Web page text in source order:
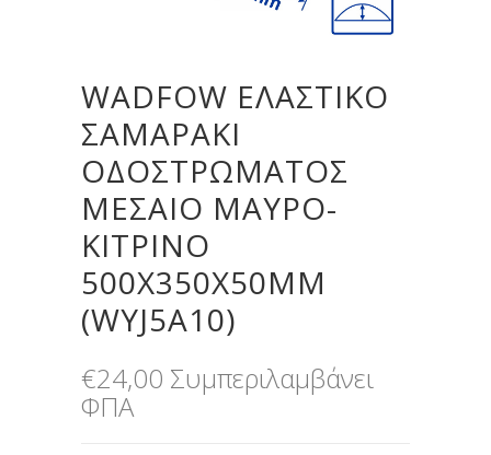
WADFOW ΕΛΑΣΤΙΚΟ
ΣΑΜΑΡΑΚΙ
ΟΔΟΣΤΡΩΜΑΤΟΣ
ΜΕΣΑΙΟ ΜΑΥΡΟ-
ΚΙΤΡΙΝΟ
500X350X50MM
(WYJ5A10)
€24,00 Συμπεριλαμβάνει
ΦΠΑ